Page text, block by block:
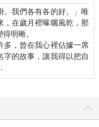
。我們各有各的好。」唯
，在歲月裡曝曬風乾，那
明晰。
多，曾在我心裡佔據一席
字的故事，讓我得以把自